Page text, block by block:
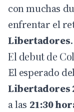
con muchas
enfrentar el
Libertadores.
El debut de
El esperado
Libertadores
a las 21:30